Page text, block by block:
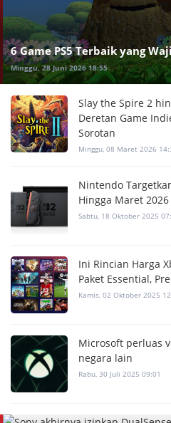
6 Game PS5 Terbaik yang
Minggu, 28 Juni 2026 18:55
Slay the Spire 2
Deretan Game
Sorotan
Minggu, 08 Maret 2026
Nintendo
Hingga Maret 2026
Sabtu, 18 Oktober 2025
Ini Rincian Harga
Paket Essential,
Kamis, 02 Oktober 2025
Microsoft perluas
negara lain
Rabu, 30 Juli 2025 09:01